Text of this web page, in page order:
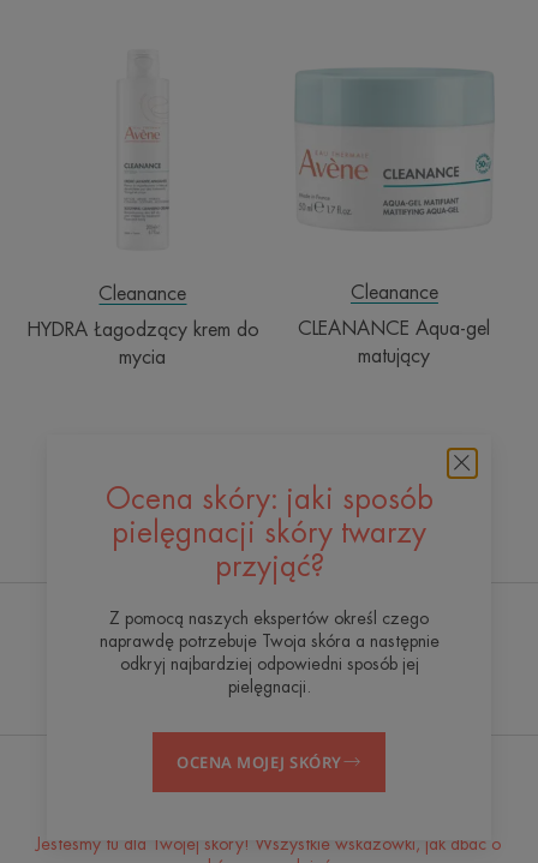
do
Cleanance
HYDRA Łagodzący krem do
mycia
Aqua-
matujący
Cleanance
CLEANANCE Aqua-gel
matujący
Ocena skóry: jaki sposób
pielęgnacji skóry twarzy
przyjąć?
Z pomocą naszych ekspertów określ czego
naprawdę potrzebuje Twoja skóra a następnie
odkryj najbardziej odpowiedni sposób jej
pielęgnacji.
OCENA MOJEJ SKÓRY
Woda termalna Avène
Centrum Hydroterapii
Na czele innowacji
Jesteśmy tu dla Twojej skóry! Wszystkie wskazówki, jak dbać o